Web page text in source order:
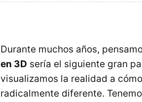
Durante muchos años,
en 3D sería el siguiente gran
visualizamos la realidad a
radicalmente diferente.